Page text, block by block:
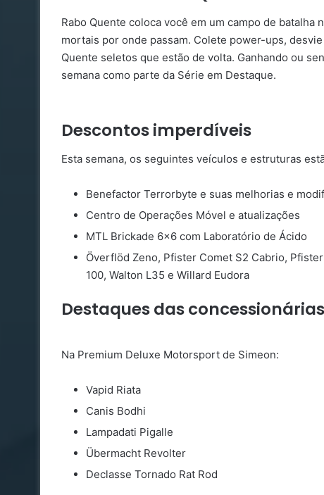
Rabo Quente coloca você em um campo de
mortais por onde passam. Colete power-ups,
Quente seletos que estão de volta. Ganhando ou
semana como parte da Série em Destaque.
Descontos imperdíveis
Esta semana, os seguintes veículos e estruturas
Benefactor Terrorbyte e suas melhorias e
Centro de Operações Móvel e atualizações
MTL Brickade 6×6 com Laboratório de Ácido
Överflöd Zeno, Pfister Comet S2 Cabrio,
100, Walton L35 e Willard Eudora
Destaques das concessionárias
Na Premium Deluxe Motorsport de Simeon:
Vapid Riata
Canis Bodhi
Lampadati Pigalle
Übermacht Revolter
Declasse Tornado Rat Rod